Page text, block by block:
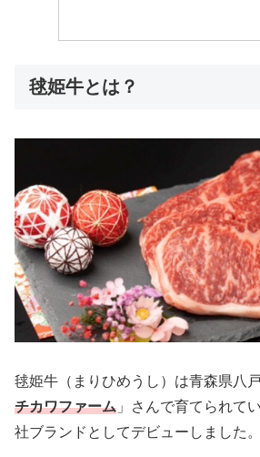
毬姫牛とは？
毬姫牛（まりひめうし）は青森県八
チカワファーム 」さんで育てられて
社ブランドとしてデビューしました。